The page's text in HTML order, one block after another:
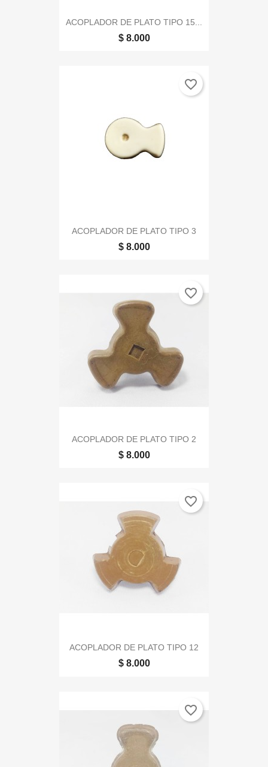
ACOPLADOR DE PLATO TIPO 15...
$ 8.000
ACOPLADOR DE PLATO TIPO 3
$ 8.000
favorite_border
ACOPLADOR DE PLATO TIPO 2
$ 8.000
favorite_border
ACOPLADOR DE PLATO TIPO 12
$ 8.000
favorite_border
favorite_border